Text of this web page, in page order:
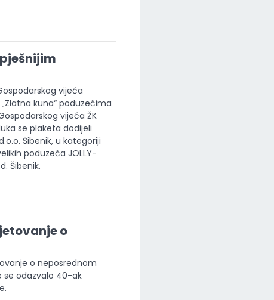
vijeća
kuna“ poduzećima
vijeća ŽK
se plaketa dodijeli
Šibenik, u kategoriji
poduzeća JOLLY-
Šibenik.
o
o neposrednom
se odazvalo 40-ak